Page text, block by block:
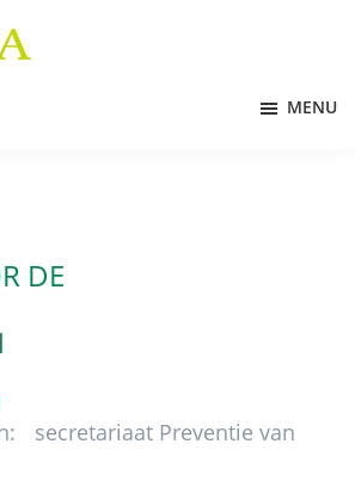
MENU
DE
secretariaat Preventie van